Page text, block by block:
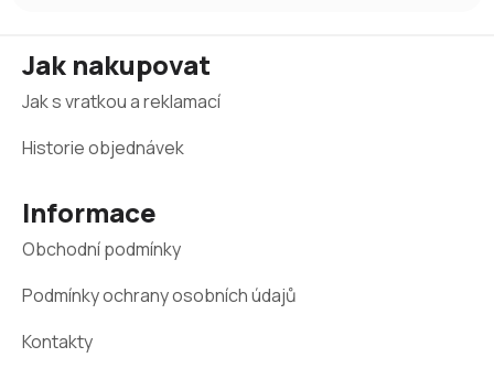
Jak nakupovat
Jak s vratkou a reklamací
Historie objednávek
Informace
Obchodní podmínky
Podmínky ochrany osobních údajů
Kontakty